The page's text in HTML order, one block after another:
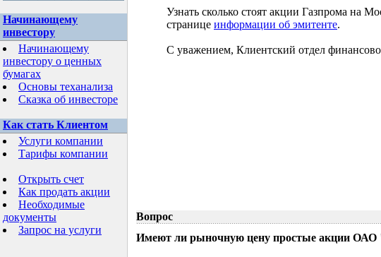
Начинающему
инвестору
Начинающему
инвестору о ценных
бумагах
Основы теханализа
Сказка об инвесторе
Как стать Клиентом
Услуги компании
Тарифы компании
Открыть счет
Как продать акции
Необходимые
документы
Запрос на услуги
Узнать сколько стоят акции Газпрома
странице информации об эмитенте.
С уважением, Клиентский отдел
Вопрос
Имеют ли рыночную цену простые акции ОАО